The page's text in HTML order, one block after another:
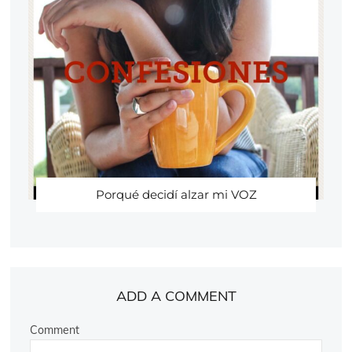
Porqué decidí alzar mi VOZ
ADD A COMMENT
Comment